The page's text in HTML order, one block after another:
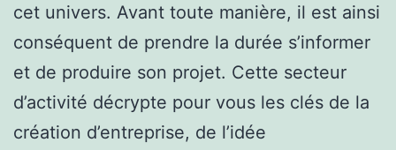
cet univers. Avant toute manière, il est ainsi
conséquent de prendre la durée s’informer
et de produire son projet. Cette secteur
d’activité décrypte pour vous les clés de la
création d’entreprise, de l’idée